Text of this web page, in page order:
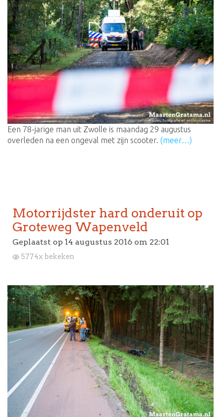
Een 78-jarige man uit Zwolle is maandag 29 augustus
overleden na een ongeval met zijn scooter. (meer…)
Motorrijdster hard onderuit op
Groteweg Wapenveld
Geplaatst op 14 augustus 2016 om 22:01
5774x bekeken